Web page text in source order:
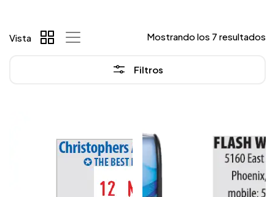
Filtros
Mostrando los 7 resultados
Vista